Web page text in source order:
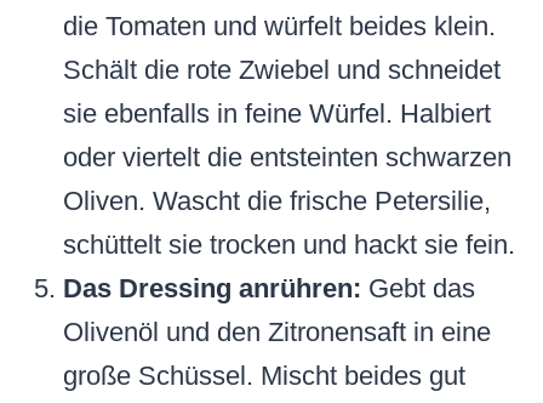
die Tomaten und würfelt beides klein.
Schält die rote Zwiebel und schneidet
sie ebenfalls in feine Würfel. Halbiert
oder viertelt die entsteinten schwarzen
Oliven. Wascht die frische Petersilie,
schüttelt sie trocken und hackt sie fein.
Das Dressing anrühren: Gebt das
Olivenöl und den Zitronensaft in eine
große Schüssel. Mischt beides gut